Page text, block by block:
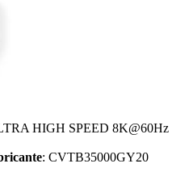
HIGH SPEED 8K@60Hz
: CVTB35000GY20